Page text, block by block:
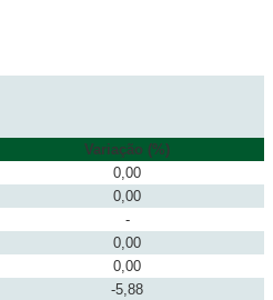
Variação (%)
0,00
0,00
-
0,00
0,00
-5,88